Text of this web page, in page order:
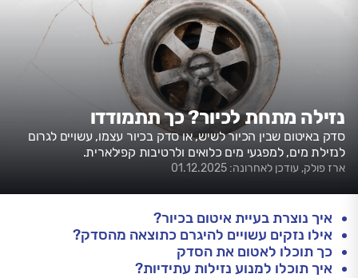
נזילה מתחת לכיור? כך תתמודדו
סדק באיטום שבין הכיור לשיש, או סדק בכיור עצמו, עשויים לגרום
לנזילת מים, למפגעי מים כלואים ולרטיבות קפילארית.
ארז פולק, עודכן לאחרונה: 01.12.2025
איך נוצרת בעיית איטום בכיור?
אילו נזקים עשויים להיגרם כתוצאה מהסדק?
כך תוכלו לאטום את הסדק
איך תוכלו למנוע נזילות עתידיות?